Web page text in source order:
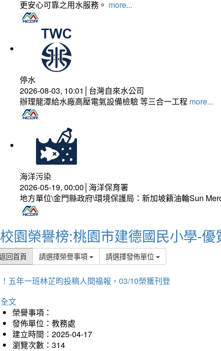
更安心可靠之用水服務。 more...
停水
2026-08-03, 10:01│台灣自來水公司
辦理龍潭給水廠高壓電氣設備檢驗 等三合一工程 more...
海洋污染
2026-05-19, 00:00│海洋保育署
地方單位\金門縣政府\環境保護局：新加坡籍油輪Sun
校園榮譽榜:桃園市建德國民小學-優
回首頁 請選擇榮譽事項 請選擇發佈單位
五年一班林芷昀投稿人間福報，03/10榮獲刊登
文
榮譽事項：
發佈單位：教務處
建立時間：2025-04-17
瀏覽次數：314